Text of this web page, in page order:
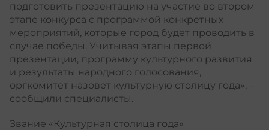
подготовить презентацию на участие во втором
этапе конкурса с программой конкретных
мероприятий, которые город будет проводить в
случае победы. Учитывая этапы первой
презентации, программу культурного развития
и результаты народного голосования,
оргкомитет назовет культурную столицу года», –
сообщили специалисты.
Звание «Культурная столица года»